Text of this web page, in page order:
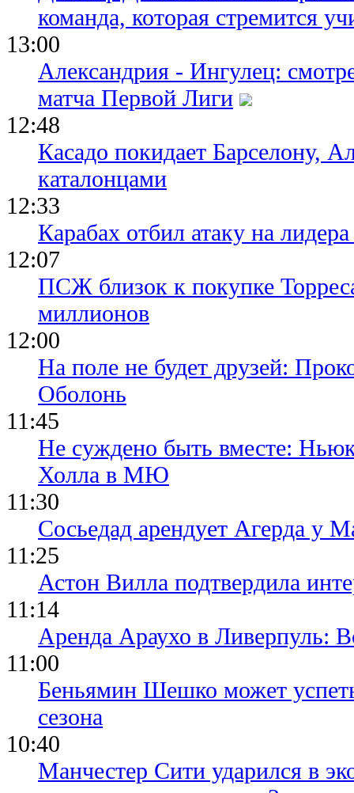
команда, которая стремится
13:00
Александрия - Ингулец:
матча Первой Лиги
12:48
Касадо покидает Барселону,
каталонцами
12:33
Карабах отбил атаку на
12:07
ПСЖ близок к покупке
миллионов
12:00
На поле не будет друзей:
Оболонь
11:45
Не суждено быть вместе:
Холла в МЮ
11:30
Сосьедад арендует Агерда у
11:25
Астон Вилла подтвердила
11:14
Аренда Араухо в Ливерпуль:
11:00
Беньямин Шешко может
сезона
10:40
Манчестер Сити ударился в